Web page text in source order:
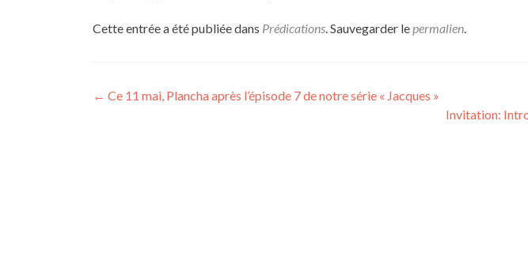
Cette entrée a été publiée dans Prédications . Sauvegarder le permalien
Navigation
← Ce 11 mai, Plancha après l’épisode 7 de notre série « Jacques »
Invitation: